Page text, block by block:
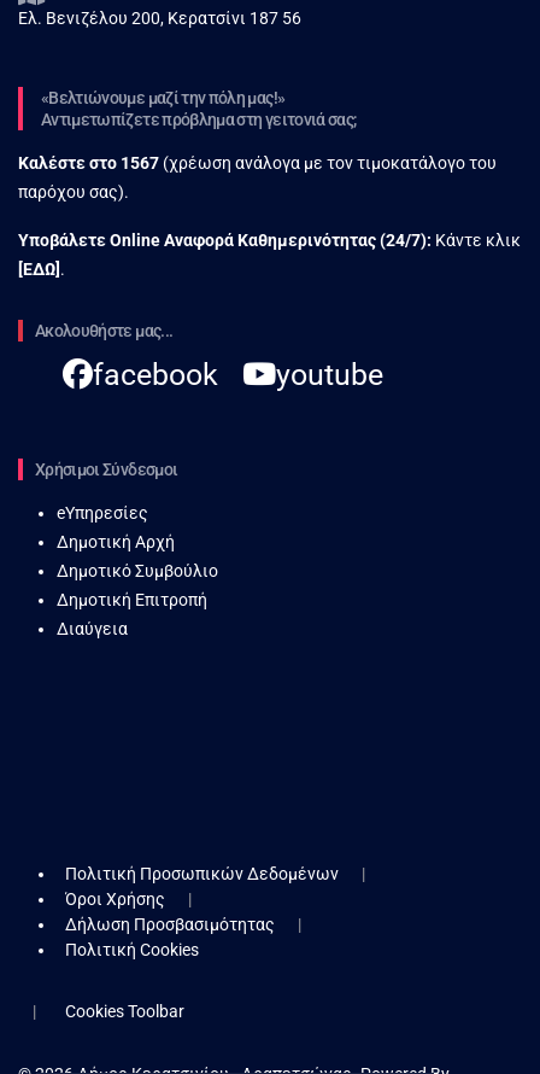
Ελ. Βενιζέλου 200, Κερατσίνι 187 56
«Βελτιώνουμε μαζί την πόλη μας!»
Αντιμετωπίζετε πρόβλημα στη γειτονιά σας;
Καλέστε στο 1567 (χρέωση ανάλογα με τον τιμοκατάλογο του
παρόχου σας).
Υποβάλετε Online Αναφορά Kαθημερινότητας (24/7): Κάντε κλικ
[ΕΔΩ] .
Ακολουθήστε μας...
facebook youtube
Χρήσιμοι Σύνδεσμοι
eΥπηρεσίες
Δημοτική Αρχή
Δημοτικό Συμβούλιο
Δημοτική Επιτροπή
Διαύγεια
Πολιτική Προσωπικών Δεδομένων
Όροι Χρήσης
Δήλωση Προσβασιμότητας
Πολιτική Cookies
Cookies Toolbar